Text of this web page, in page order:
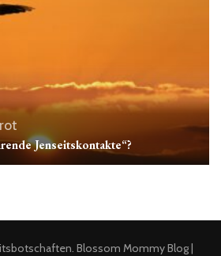
Jenseitskontakte“?
Blossom Mommy Blog |